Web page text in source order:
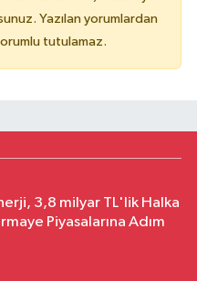
Yazılan yorumlardan
tutulamaz.
3,8 milyar TL'lik Halka
Piyasalarına Adım